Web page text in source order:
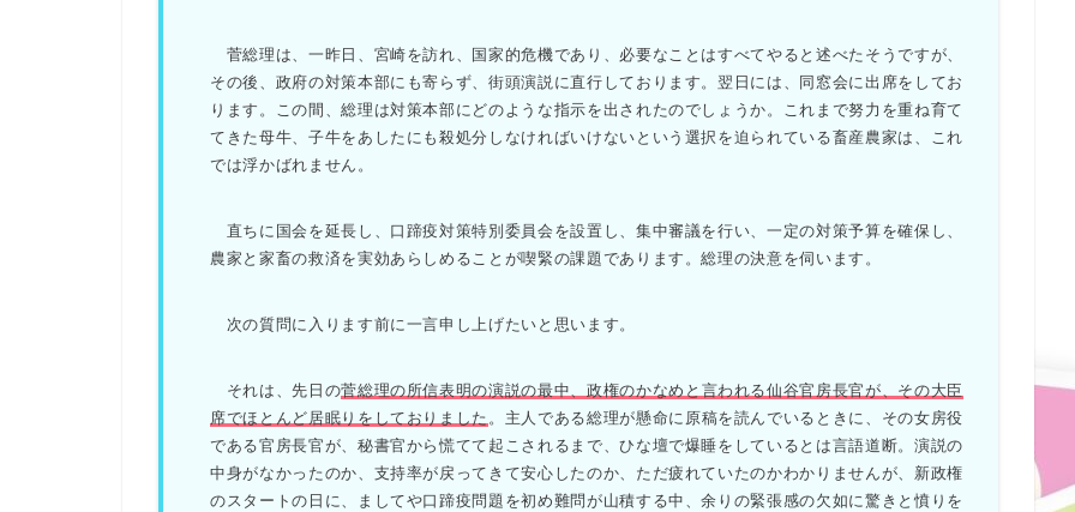
菅総理は、一昨日、宮崎を訪れ、国家的危機であり、必要なことはすべてやると述べたそうですが、
その後、政府の対策本部にも寄らず、街頭演説に直行しております。翌日には、同窓会に出席をしてお
ります。この間、総理は対策本部にどのような指示を出されたのでしょうか。これまで努力を重ね育て
てきた母牛、子牛をあしたにも殺処分しなければいけないという選択を迫られている畜産農家は、これ
では浮かばれません。
直ちに国会を延長し、口蹄疫対策特別委員会を設置し、集中審議を行い、一定の対策予算を確保し、
農家と家畜の救済を実効あらしめることが喫緊の課題であります。総理の決意を伺います。
次の質問に入ります前に一言申し上げたいと思います。
それは、先日の菅総理の所信表明の演説の最中、政権のかなめと言われる仙谷官房長官が、その大臣
席でほとんど居眠りをしておりました 。主人である総理が懸命に原稿を読んでいるときに、その女房役
である官房長官が、秘書官から慌てて起こされるまで、ひな壇で爆睡をしているとは言語道断。演説の
中身がなかったのか、支持率が戻ってきて安心したのか、ただ疲れていたのかわかりませんが、新政権
のスタートの日に、ましてや口蹄疫問題を初め難問が山積する中、余りの緊張感の欠如に驚きと憤りを